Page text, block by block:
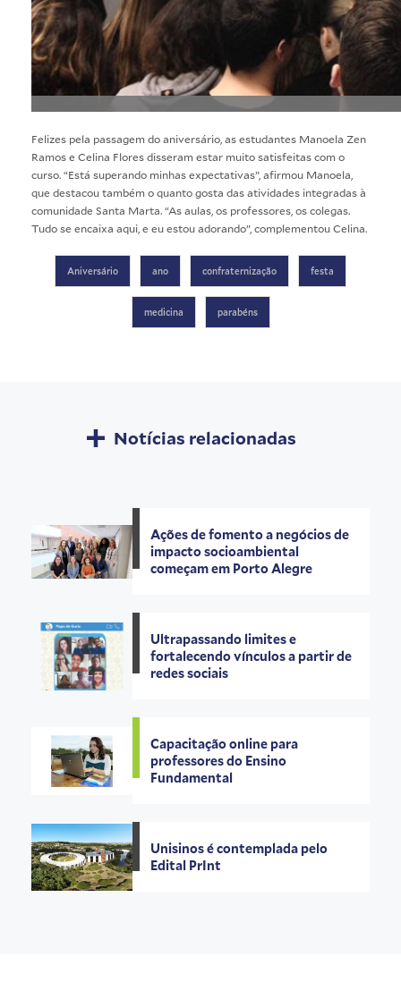
Felizes pela passagem do aniversário, as estudantes Manoela Zen
Ramos e Celina Flores disseram estar muito satisfeitas com o
curso. “Está superando minhas expectativas”, afirmou Manoela,
que destacou também o quanto gosta das atividades integradas à
comunidade Santa Marta. “As aulas, os professores, os colegas.
Tudo se encaixa aqui, e eu estou adorando”, complementou Celina.
Aniversário ano confraternização festa
medicina parabéns
Notícias relacionadas
Ações de fomento a negócios de
impacto socioambiental
começam em Porto Alegre
Ultrapassando limites e
fortalecendo vínculos a partir de
redes sociais
Capacitação online para
professores do Ensino
Fundamental
Unisinos é contemplada pelo
Edital PrInt